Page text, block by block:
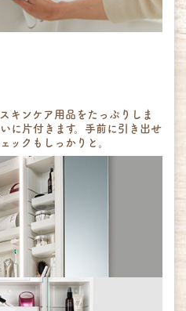
キンケア用品をたっぷりしま
に片付きます。手前に引き出せ
ックもしっかりと。